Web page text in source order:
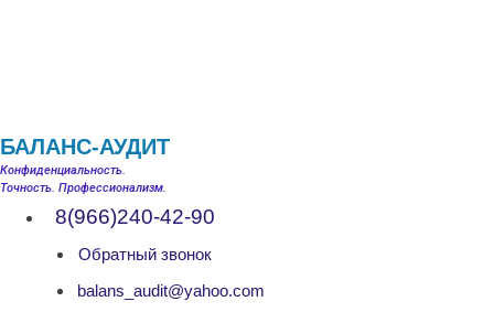
БАЛАНС-АУДИТ
Конфиденциальность.
Точность. Профессионализм.
8(966)240-42-90
Обратный звонок
balans_audit@yahoo.com